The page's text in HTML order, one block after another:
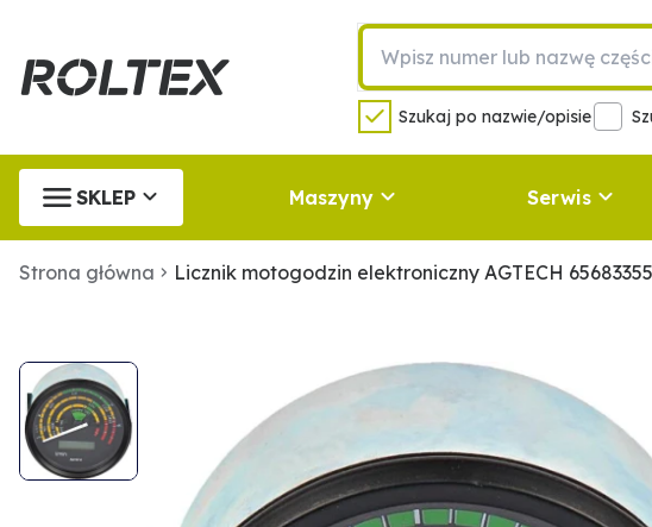
Szukaj po nazwie/opisie
SKLEP Maszyny Serwis
Strona główna Licznik motogodzin elektroniczny AGTECH